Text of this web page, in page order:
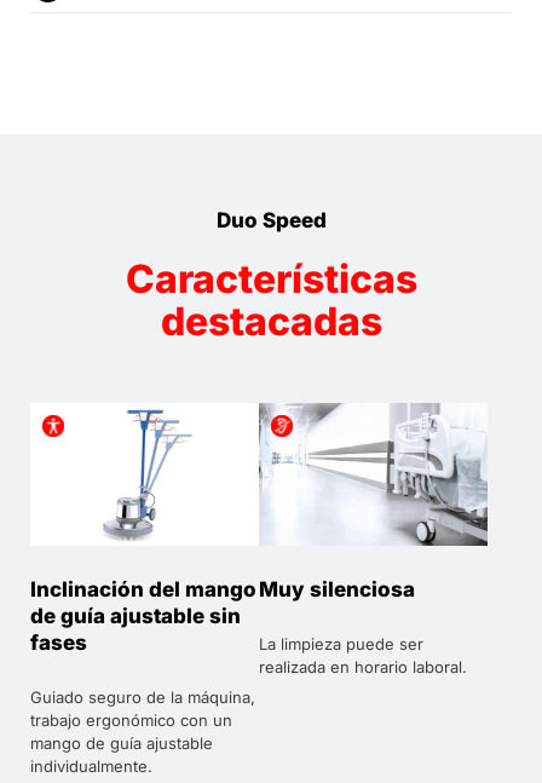
Duo Speed
Características
destacadas
Inclinación del mango
de guía ajustable sin
fases
Guiado seguro de la máquina,
trabajo ergonómico con un
mango de guía ajustable
individualmente.
Muy silenciosa
La limpieza puede ser
realizada en horario laboral.